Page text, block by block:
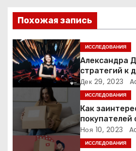
и
я
п
о
з
а
п
Похожая запись
ИССЛЕДОВАНИЯ
Александра
стратегий к
точек роста
Дек 29, 2023
ИССЛЕДОВАНИЯ
Как
Ноя 10, 2023
ИССЛЕДОВАНИЯ